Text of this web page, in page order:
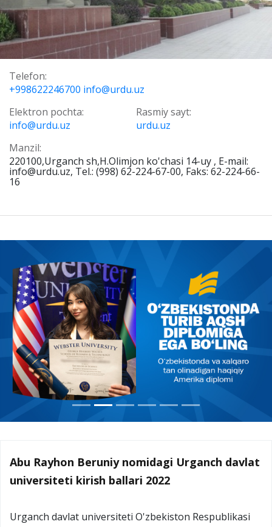
Telefon:
+998622246700 info@urdu.uz
Elektron pochta:
info@urdu.uz
Rasmiy sayt:
urdu.uz
Manzil:
220100,Urganch sh,H.Olimjon ko'chasi 14-uy , E-mail:
info@urdu.uz, Tel.: (998) 62-224-67-00, Faks: 62-224-66-
16
Abu Rayhon Beruniy nomidagi Urganch davlat
universiteti kirish ballari 2022
Urganch davlat universiteti O'zbekiston Respublikasi